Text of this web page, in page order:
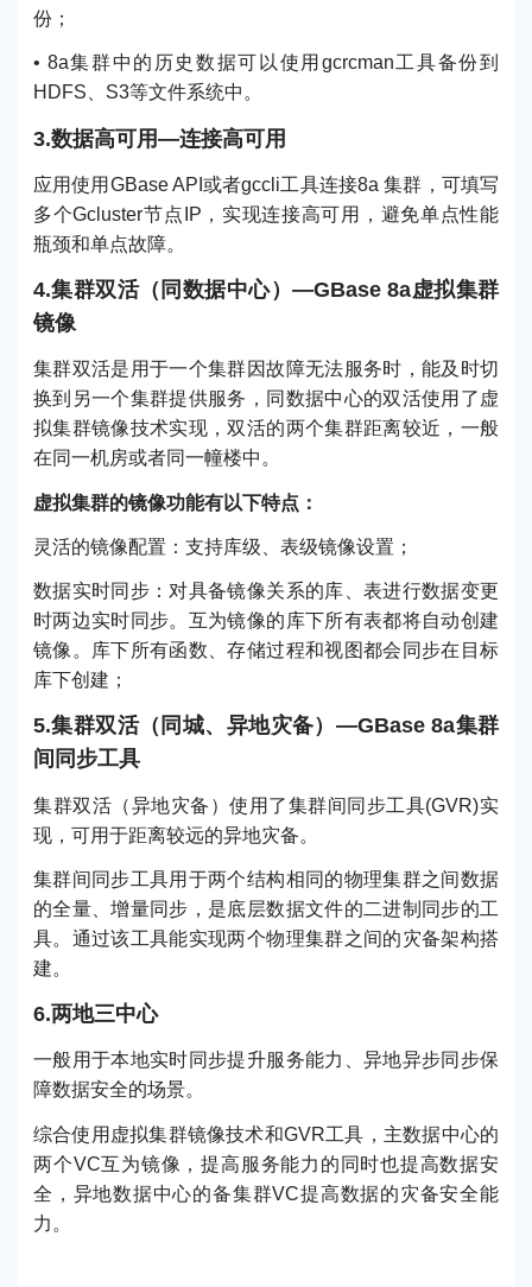
份；
• 8a集群中的历史数据可以使用gcrcman工具备份到
HDFS、S3等文件系统中。
3.数据高可用—连接高可用
应用使用GBase API或者gccli工具连接8a 集群，可填写
多个Gcluster节点IP，实现连接高可用，避免单点性能
瓶颈和单点故障。
4.集群双活（同数据中心）—GBase 8a虚拟集群
镜像
集群双活是用于一个集群因故障无法服务时，能及时切
换到另一个集群提供服务，同数据中心的双活使用了虚
拟集群镜像技术实现，双活的两个集群距离较近，一般
在同一机房或者同一幢楼中。
虚拟集群的镜像功能有以下特点：
灵活的镜像配置：支持库级、表级镜像设置；
数据实时同步：对具备镜像关系的库、表进行数据变更
时两边实时同步。互为镜像的库下所有表都将自动创建
镜像。库下所有函数、存储过程和视图都会同步在目标
库下创建；
5.集群双活（同城、异地灾备）—GBase 8a集群
间同步工具
集群双活（异地灾备）使用了集群间同步工具(GVR)实
现，可用于距离较远的异地灾备。
集群间同步工具用于两个结构相同的物理集群之间数据
的全量、增量同步，是底层数据文件的二进制同步的工
具。通过该工具能实现两个物理集群之间的灾备架构搭
建。
6.两地三中心
一般用于本地实时同步提升服务能力、异地异步同步保
障数据安全的场景。
综合使用虚拟集群镜像技术和GVR工具，主数据中心的
两个VC互为镜像，提高服务能力的同时也提高数据安
全，异地数据中心的备集群VC提高数据的灾备安全能
力。